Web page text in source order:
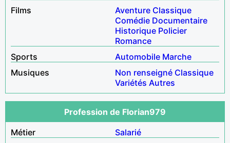
Films
Aventure Classique
Comédie Documentaire
Historique Policier
Romance
Sports
Automobile Marche
Musiques
Non renseigné Classique
Variétés Autres
Profession de Florian979
Métier
Salarié